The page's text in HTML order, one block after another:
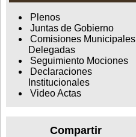
Plenos
Juntas de Gobierno
Comisiones Municipales
Delegadas
Seguimiento Mociones
Declaraciones
Institucionales
Video Actas
Compartir